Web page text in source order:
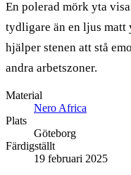
En polerad mörk yta
tydligare än en ljus matt
hjälper stenen att stå
andra arbetszoner.
Material
Nero Africa
Plats
Göteborg
Färdigställt
19 februari 2025